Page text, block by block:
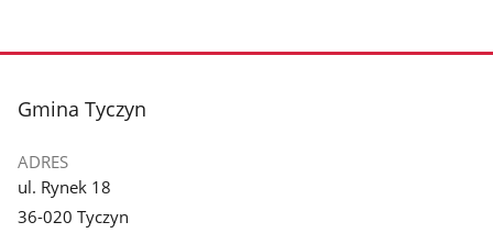
stopka
Gmina Tyczyn
ADRES
ul. Rynek 18
36-020 Tyczyn